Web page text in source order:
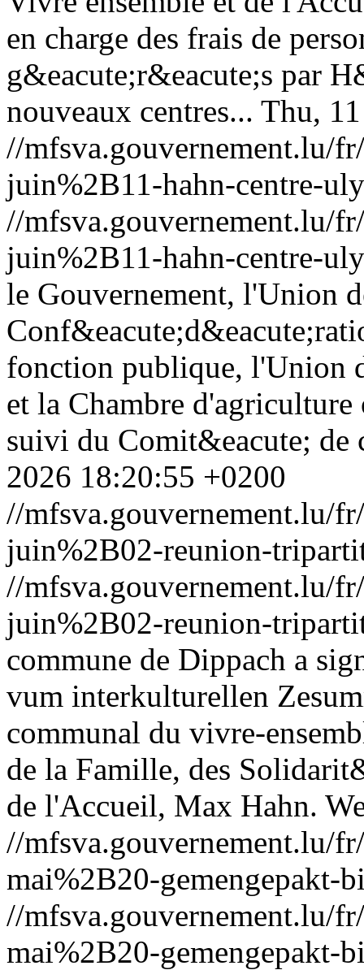
en charge des frais de
g&eacute;r&eacute;s par
nouveaux centres... Thu,
//mfsva.gouvernement.lu/
juin%2B11-hahn-centre-
//mfsva.gouvernement.lu/
juin%2B11-hahn-centre-
le Gouvernement, l'Union
fonction publique, l'Union
et la Chambre
suivi du Comit&eacute;
2026 18:20:55 +0200
//mfsva.gouvernement.lu/
juin%2B02-reunion-
//mfsva.gouvernement.lu/
juin%2B02-reunion-
commune de Dippach a
vum interkulturellen
communal du vivre-
de la Famille, des
de l'Accueil, Max Hahn.
//mfsva.gouvernement.lu/
mai%2B20-gemengepakt-
//mfsva.gouvernement.lu/
mai%2B20-gemengepakt-